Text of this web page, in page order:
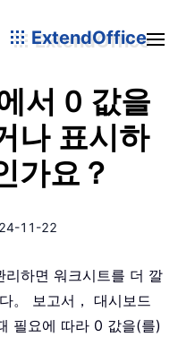
ExtendOffice
서 0 값을
나 표시하
가요？
11-22
하면 워크시트를 더 깔
。 보고서， 대시보드
필요에 따라 0 값을(를)